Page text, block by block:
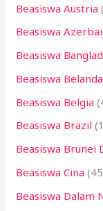
Beasiswa Austria
Beasiswa
Beasiswa
Beasiswa Belanda
Beasiswa Belgia
Beasiswa Brazil
Beasiswa Brunei
Beasiswa Cina
Beasiswa Dalam